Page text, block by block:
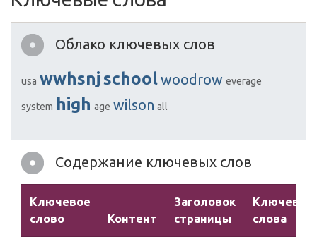
Облако ключевых слов
usa wwhsnjschoolwoodrow everage
system high age wilson all
Содержание ключевых слов
Ключевое
слово
Контент
Заголовок
страницы
Ключевые
слова